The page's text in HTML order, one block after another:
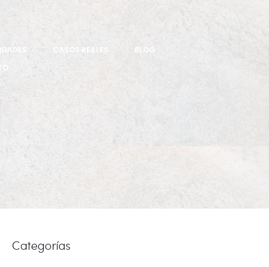
CASOS REALES
BLOG
Categorías